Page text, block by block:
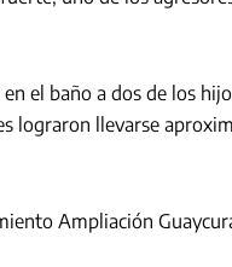
el baño a dos de los
lograron llevarse
Ampliación